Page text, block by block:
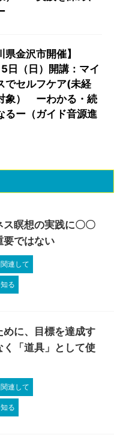
県金沢市開催】
日（日）開講：マイ
でセルフケア(未経
象） ーわかる・続
るー（ガイド音源進
ス瞑想の実践に〇〇
要ではない
連して
る
めに、目標を達成す
く「道具」として使
連して
る